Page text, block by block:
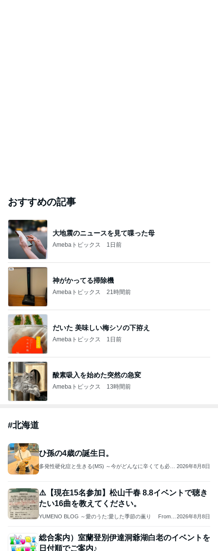
おすすめの記事
大地震のニュースを見て喋った母
Amebaトピックス 1日前
神がかってる掃除機
Amebaトピックス 21時間前
だいた 美味しい梅シソの下拵え
Amebaトピックス 1日前
酸素吸入を始めた突然の急変
Amebaトピックス 13時間前
#北海道
ひ孫の4歳の誕生日。
多発性硬化症と生きる(MS) ～今がどんなに辛くても必ず
2026年8月8日
⚠️【現在15名参加】松山千春 8.8イベントで聴き
たい16曲を教えてください。
YUMENO BLOG ～愛のうた:愛した季節の薫り From th 2026年8月8日
総合案内）室蘭登別伊達洞爺湖白老のイベントを
日付順でご案内♪